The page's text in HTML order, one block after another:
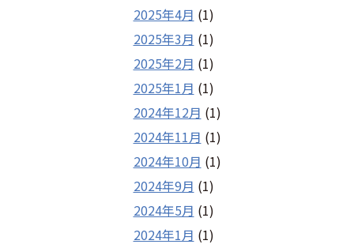
2025年4月 (1)
2025年3月 (1)
2025年2月 (1)
2025年1月 (1)
2024年12月 (1)
2024年11月 (1)
2024年10月 (1)
2024年9月 (1)
2024年5月 (1)
2024年1月 (1)